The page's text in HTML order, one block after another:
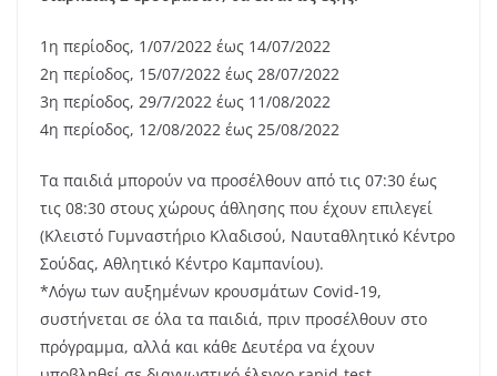
1η περίοδος, 1/07/2022 έως 14/07/2022
2η περίοδος, 15/07/2022 έως 28/07/2022
3η περίοδος, 29/7/2022 έως 11/08/2022
4η περίοδος, 12/08/2022 έως 25/08/2022
Τα παιδιά μπορούν να προσέλθουν από τις 07:30 έως
τις 08:30 στους χώρους άθλησης που έχουν επιλεγεί
(Κλειστό Γυμναστήριο Κλαδισού, Ναυταθλητικό Κέντρο
Σούδας, Αθλητικό Κέντρο Καμπανίου).
*Λόγω των αυξημένων κρουσμάτων Covid-19,
συστήνεται σε όλα τα παιδιά, πριν προσέλθουν στο
πρόγραμμα, αλλά και κάθε Δευτέρα να έχουν